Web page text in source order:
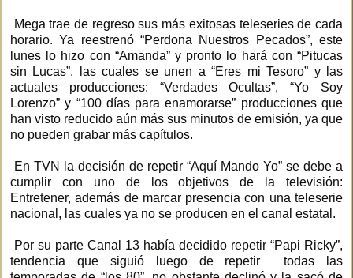
Mega trae de regreso sus más exitosas teleseries de cada
horario. Ya reestrenó “Perdona Nuestros Pecados”, este
lunes lo hizo con “Amanda” y pronto lo hará con “Pitucas
sin Lucas”, las cuales se unen a “Eres mi Tesoro” y las
actuales producciones: “Verdades Ocultas”, “Yo Soy
Lorenzo” y “100 días para enamorarse” producciones que
han visto reducido aún más sus minutos de emisión, ya que
no pueden grabar más capítulos.
En TVN la decisión de repetir “Aquí Mando Yo” se debe a
cumplir con uno de los objetivos de la televisión:
Entretener, además de marcar presencia con una teleserie
nacional, las cuales ya no se producen en el canal estatal.
Por su parte Canal 13 había decidido repetir “Papi Ricky”,
tendencia que siguió luego de repetir todas las